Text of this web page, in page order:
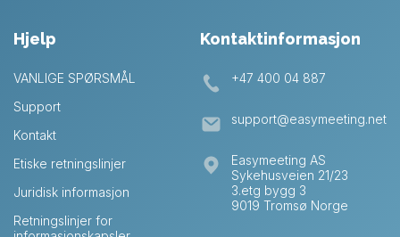
Hjelp
VANLIGE SPØRSMÅL
Support
Kontakt
Etiske retningslinjer
Juridisk informasjon
Retningslinjer for
Kontaktinformasjon
+47 400 04 887
support@easymeeting.net
Easymeeting AS
Sykehusveien 21/23
3.etg bygg 3
9019 Tromsø Norge